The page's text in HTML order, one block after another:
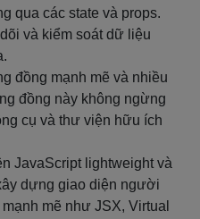
qua các state và props.
và kiểm soát dữ liệu
đồng mạnh mẽ và nhiều
đồng này không ngừng
cụ và thư viện hữu ích
JavaScript lightweight và
dựng giao diện người
mẽ như JSX, Virtual